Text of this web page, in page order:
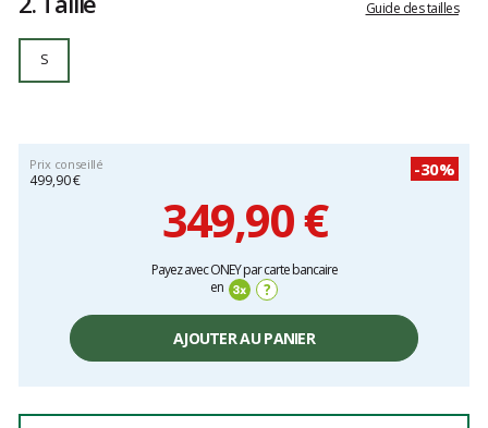
Guide des tailles
S
Prix conseillé
499,90 €
-30%
349,90 €
Payez avec ONEY par carte bancaire
en
?
AJOUTER AU PANIER